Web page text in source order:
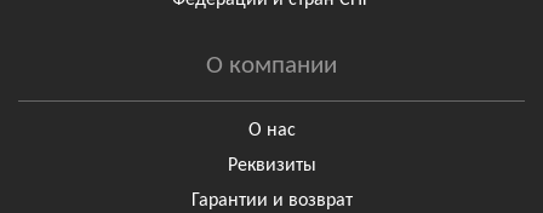
О компании
О нас
Реквизиты
Гарантии и возврат